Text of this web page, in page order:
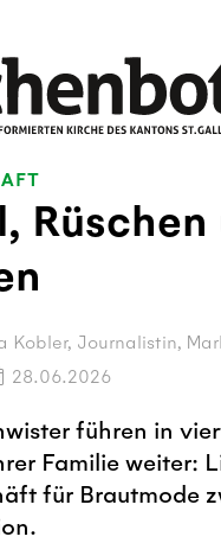
Rüschen
Kobler, Journalistin,
28.06.2026
führen in
Familie weiter:
für Brautmode